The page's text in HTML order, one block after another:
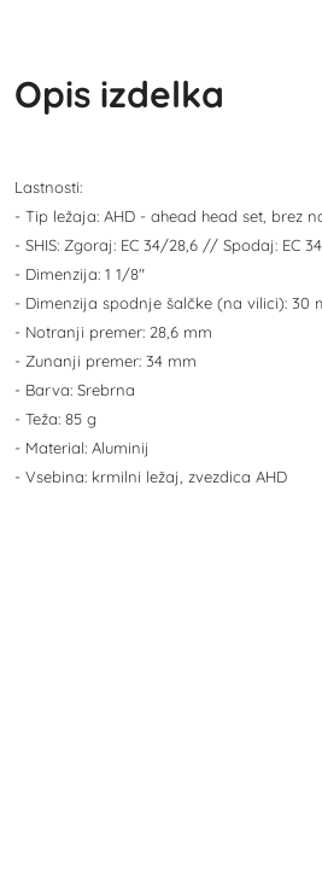
Opis izdelka
Lastnosti:
- Tip ležaja: AHD - ahead head set, brez
- SHIS: Zgoraj: EC 34/28,6 // Spodaj: EC
- Dimenzija: 1 1/8"
- Dimenzija spodnje šalčke (na vilici): 30
- Notranji premer: 28,6 mm
- Zunanji premer: 34 mm
- Barva: Srebrna
- Teža: 85 g
- Material: Aluminij
- Vsebina: krmilni ležaj, zvezdica AHD